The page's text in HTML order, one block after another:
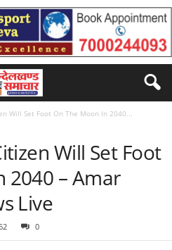
Will Set Foot On The Moon In 2040...
Will Set Foot
2040 – Amar
Live
0